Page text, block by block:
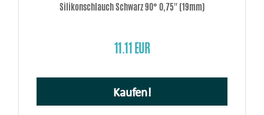
Silikonschlauch Schwarz 90° 0,75'' (19mm)
11.11 EUR
Kaufen!